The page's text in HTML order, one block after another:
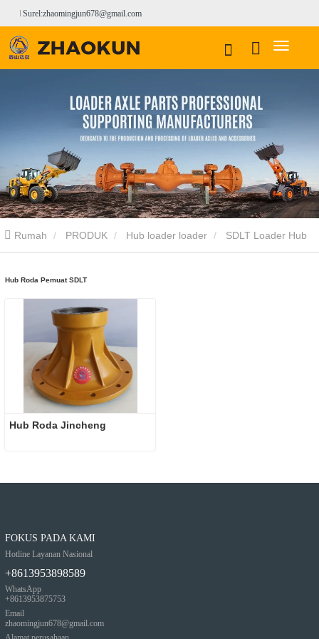
Surel:zhaomingjun678@gmail.com
Rumah PRODUK Hub loader loader SDLT Loader Hub
Hub Roda Pemuat SDLT
Hub Roda Jincheng
FOKUS PADA KAMI
Hotline Layanan Nasional
+8613953898589
WhatsApp
+8613953875753
Email
zhaomingjun678@gmail.com